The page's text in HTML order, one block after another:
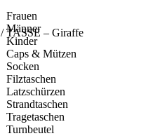
Frauen
Männer
Kinder
Caps & Mützen
Socken
Filztaschen
Latzschürzen
Strandtaschen
Tragetaschen
Turnbeutel
/ TASSE – Giraffe